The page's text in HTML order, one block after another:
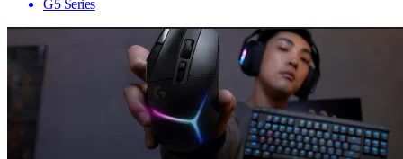
G5 Series